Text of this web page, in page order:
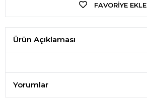
FAVORIYE EKLE
Ürün Açıklaması
Yorumlar